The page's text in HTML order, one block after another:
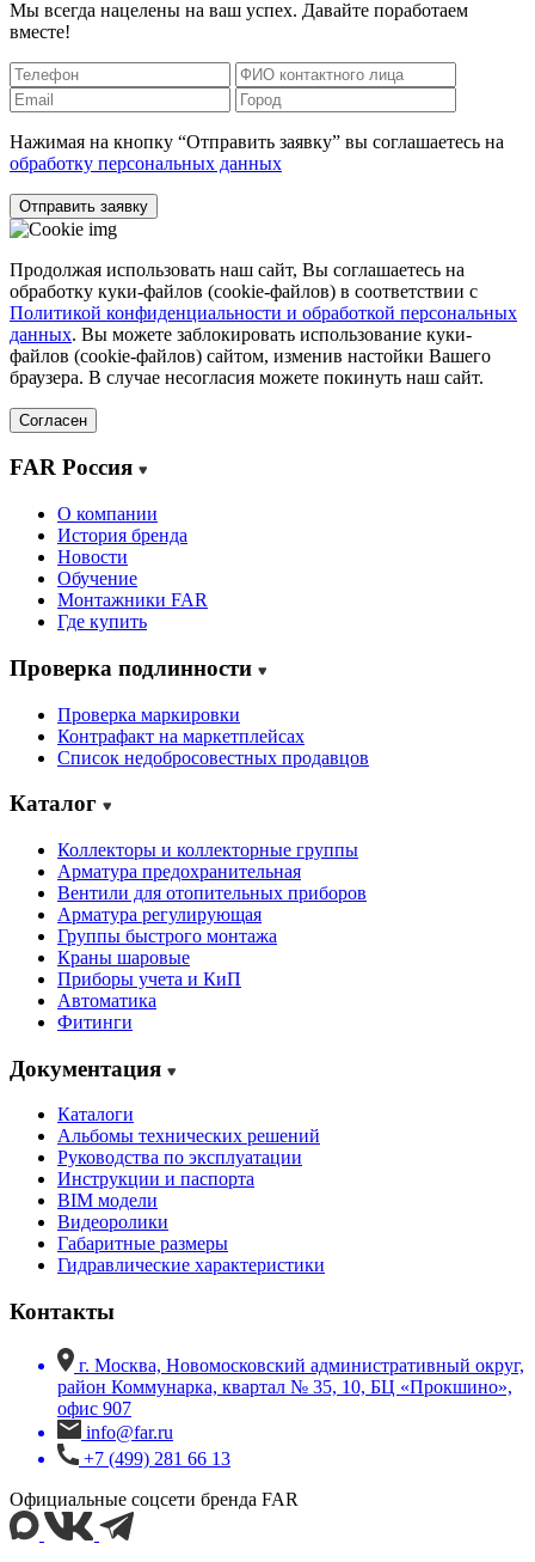
Мы всегда нацелены на ваш успех. Давайте поработаем
вместе!
Нажимая на кнопку “Отправить заявку” вы соглашаетесь на
обработку персональных данных
Отправить заявку
Продолжая использовать наш сайт, Вы соглашаетесь на
обработку куки-файлов (cookie-файлов) в соответствии с
Политикой конфиденциальности и обработкой персональных
данных. Вы можете заблокировать использование куки-
файлов (cookie-файлов) сайтом, изменив настойки Вашего
браузера. В случае несогласия можете покинуть наш сайт.
Согласен
FAR Россия
О компании
История бренда
Новости
Обучение
Монтажники FAR
Где купить
Проверка подлинности
Проверка маркировки
Контрафакт на маркетплейсах
Cписок недобросовестных продавцов
Каталог
Коллекторы и коллекторные группы
Арматура предохранительная
Вентили для отопительных приборов
Арматура регулирующая
Группы быстрого монтажа
Краны шаровые
Приборы учета и КиП
Автоматика
Фитинги
Документация
Каталоги
Альбомы технических решений
Руководства по эксплуатации
Инструкции и паспорта
BIM модели
Видеоролики
Габаритные размеры
Гидравлические характеристики
Контакты
г. Москва, Новомосковский административный округ,
район Коммунарка, квартал № 35, 10, БЦ «Прокшино»,
офис 907
info@far.ru
+7 (499) 281 66 13
Официальные соцсети бренда FAR